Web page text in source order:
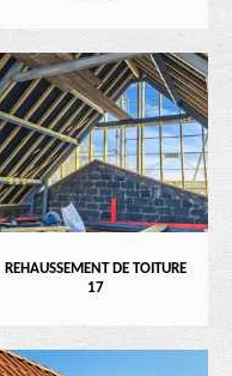
REHAUSSEMENT DE TOITURE
17